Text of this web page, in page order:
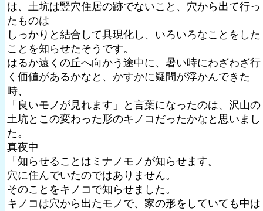
は、土坑は竪穴住居の跡でないこと、穴から出て行っ
たものは
しっかりと結合して具現化し、いろいろなことをした
ことを知らせたそうです。
はるか遠くの丘へ向かう途中に、暑い時にわざわざ行
く価値があるかなと、かすかに疑問が浮かんできた
時、
「良いモノが見れます」と言葉になったのは、沢山の
土坑とこの変わった形のキノコだったかなと思いまし
た。
真夜中
「知らせることはミナノモノが知らせます。
穴に住んでいたのではありません。
そのことをキノコで知らせました。
キノコは穴から出たモノで、家の形をしていても中は